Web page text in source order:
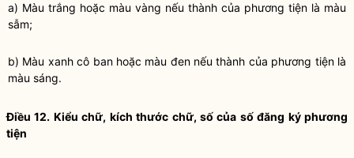
a) Màu trắng hoặc màu vàng nếu thành của phương tiện là màu
sẫm;
b) Màu xanh cô ban hoặc màu đen nếu thành của phương tiện là
màu sáng.
Điều 12. Kiểu chữ, kích thước chữ, số của số đăng ký phương
tiện